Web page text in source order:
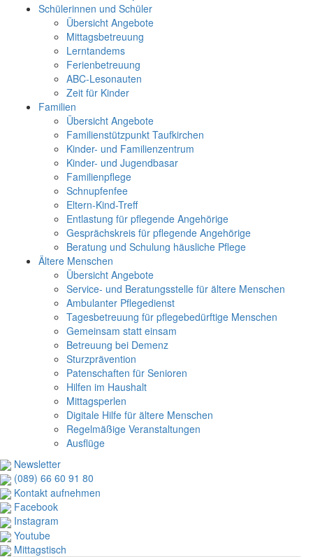
Schülerinnen und Schüler
Übersicht Angebote
Mittagsbetreuung
Lerntandems
Ferienbetreuung
ABC-Lesonauten
Zeit für Kinder
Familien
Übersicht Angebote
Familienstützpunkt Taufkirchen
Kinder- und Familienzentrum
Kinder- und Jugendbasar
Familienpflege
Schnupfenfee
Eltern-Kind-Treff
Entlastung für pflegende Angehörige
Gesprächskreis für pflegende Angehörige
Beratung und Schulung häusliche Pflege
Ältere Menschen
Übersicht Angebote
Service- und Beratungsstelle für ältere Menschen
Ambulanter Pflegedienst
Tagesbetreuung für pflegebedürftige Menschen
Gemeinsam statt einsam
Betreuung bei Demenz
Sturzprävention
Patenschaften für Senioren
Hilfen im Haushalt
Mittagsperlen
Digitale Hilfe für ältere Menschen
Regelmäßige Veranstaltungen
Ausflüge
Newsletter
(089) 66 60 91 80
Kontakt aufnehmen
Facebook
Instagram
Youtube
Mittagstisch